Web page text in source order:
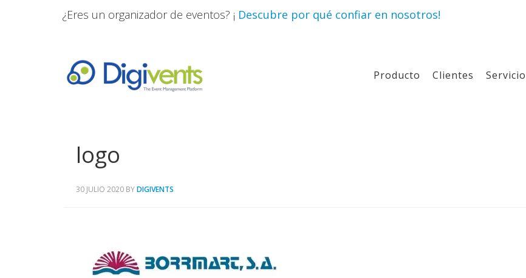
¿Eres un organizador de eventos? ¡ Descubre por qué confiar en nosotros!
Producto Clientes
logo
30 JULIO 2020 BYDIGIVENTS